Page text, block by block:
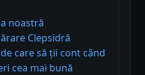
noastră
Clepsidră
care să ții cont când
cea mai bună